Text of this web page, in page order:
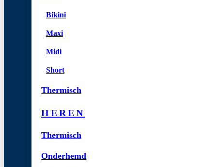
Bikini
Maxi
Midi
Short
Thermisch
HEREN
Thermisch
Onderhemd